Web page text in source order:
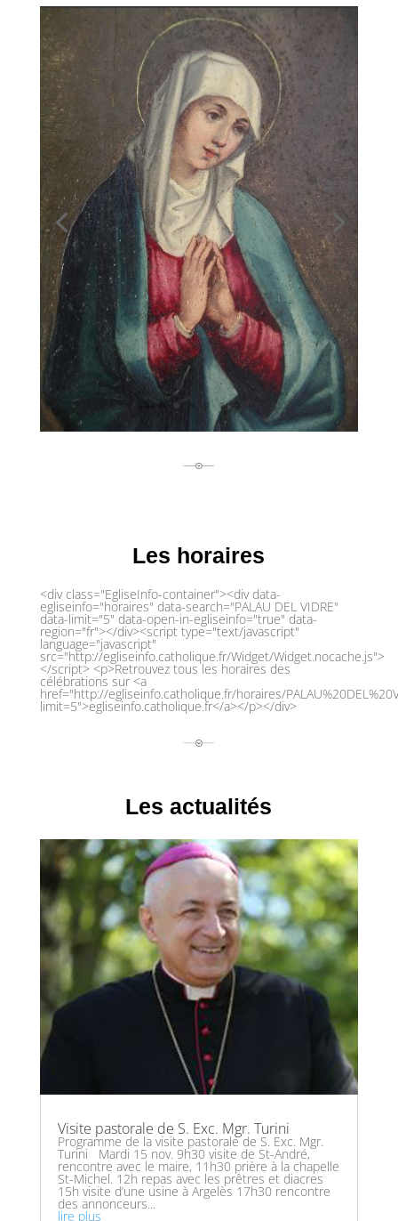
Les horaires
<div class="EgliseInfo-container"><div data-
egliseinfo="horaires" data-search="PALAU DEL VIDRE"
data-limit="5" data-open-in-egliseinfo="true" data-
region="fr"></div><script type="text/javascript"
language="javascript"
src="http://egliseinfo.catholique.fr/Widget/Widget.nocache.js">
</script> <p>Retrouvez tous les horaires des
célébrations sur <a
href="http://egliseinfo.catholique.fr/horaires/
limit=5">egliseinfo.catholique.fr</a></p></div>
Les actualités
Visite pastorale de S. Exc. Mgr. Turini
Programme de la visite pastorale de S. Exc. Mgr.
Turini Mardi 15 nov. 9h30 visite de St-André,
rencontre avec le maire, 11h30 prière à la chapelle
St-Michel. 12h repas avec les prêtres et diacres
15h visite d’une usine à Argelès 17h30 rencontre
des annonceurs...
lire plus